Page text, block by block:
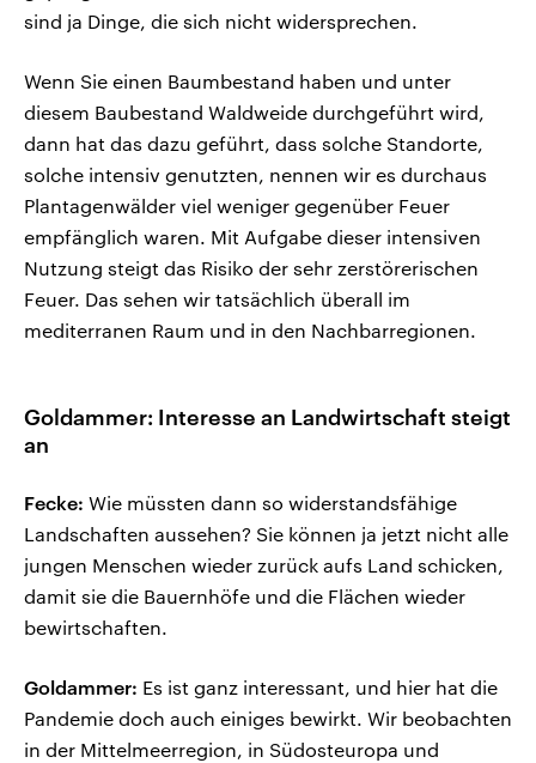
sind ja Dinge, die sich nicht widersprechen.
Wenn Sie einen Baumbestand haben und unter
diesem Baubestand Waldweide durchgeführt wird,
dann hat das dazu geführt, dass solche Standorte,
solche intensiv genutzten, nennen wir es durchaus
Plantagenwälder viel weniger gegenüber Feuer
empfänglich waren. Mit Aufgabe dieser intensiven
Nutzung steigt das Risiko der sehr zerstörerischen
Feuer. Das sehen wir tatsächlich überall im
mediterranen Raum und in den Nachbarregionen.
Goldammer: Interesse an Landwirtschaft steigt
an
Fecke: Wie müssten dann so widerstandsfähige
Landschaften aussehen? Sie können ja jetzt nicht alle
jungen Menschen wieder zurück aufs Land schicken,
damit sie die Bauernhöfe und die Flächen wieder
bewirtschaften.
Goldammer: Es ist ganz interessant, und hier hat die
Pandemie doch auch einiges bewirkt. Wir beobachten
in der Mittelmeerregion, in Südosteuropa und